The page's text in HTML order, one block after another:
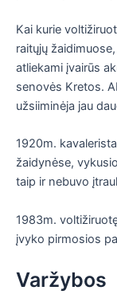
Kai kurie
raitųjų
atliekami įvairūs
senovės Kretos.
užsiiminėja jau
1920m.
žaidynėse,
taip ir nebuvo
1983m.
įvyko pirmosios
Varžybos